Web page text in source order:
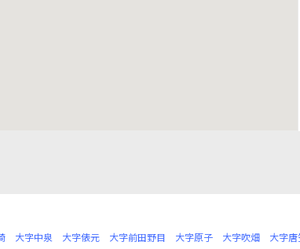
大字中泉 大字俵元 大字前田野目 大字原子 大字吹畑 大字